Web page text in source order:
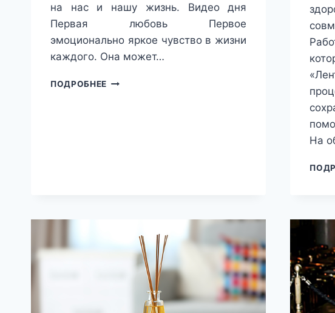
на нас и нашу жизнь. Видео дня
Первая любовь Первое
эмоционально яркое чувство в жизни
каждого. Она может…
ПОДРОБНЕЕ ЧАЩЕ
На